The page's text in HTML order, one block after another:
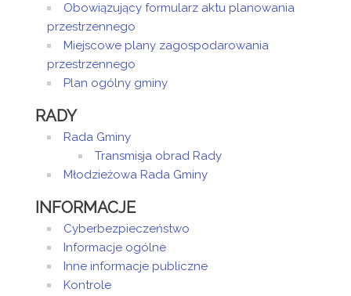
Obowiązujący formularz aktu planowania
przestrzennego
Miejscowe plany zagospodarowania
przestrzennego
Plan ogólny gminy
RADY
Rada Gminy
Transmisja obrad Rady
Młodzieżowa Rada Gminy
INFORMACJE
Cyberbezpieczeństwo
Informacje ogólne
Inne informacje publiczne
Kontrole